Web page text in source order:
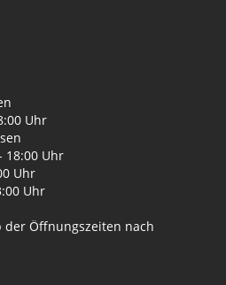
Uhr
18:00 Uhr
Uhr
Uhr
Öffnungszeiten nach